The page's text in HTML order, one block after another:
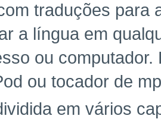
traduções para
a língua em
ou
ou tocador de
em vários